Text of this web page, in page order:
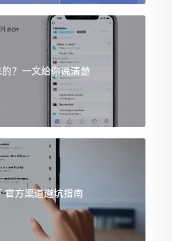
？一文给你说清楚
方渠道避坑指南